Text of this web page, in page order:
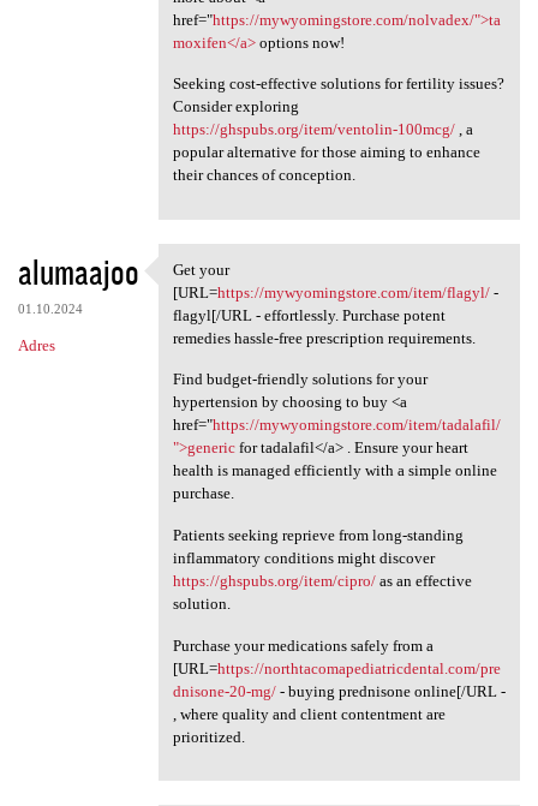
href="https://mywyomingstore.com/nolvadex/">ta
moxifen</a>options now!
Seeking cost-effective solutions for fertility issues?
Consider exploring
https://ghspubs.org/item/ventolin-100mcg/, a
popular alternative for those aiming to enhance
their chances of conception.
alumaajoo
01.10.2024
Adres
Get your [URL=https:/
Get your
[URL=https://mywyomingstore.com/item/flagyl/-
flagyl[/URL - effortlessly. Purchase potent
remedies hassle-free prescription requirements.
Find budget-friendly solutions for your
hypertension by choosing to buy <a
href="https://mywyomingstore.com/item/tadalafil/
">genericfor tadalafil</a> . Ensure your heart
health is managed efficiently with a simple online
purchase.
Patients seeking reprieve from long-standing
inflammatory conditions might discover
https://ghspubs.org/item/cipro/as an effective
solution.
Purchase your medications safely from a
[URL=https://northtacomapediatricdental.com/pre
dnisone-20-mg/- buying prednisone online[/URL -
, where quality and client contentment are
prioritized.